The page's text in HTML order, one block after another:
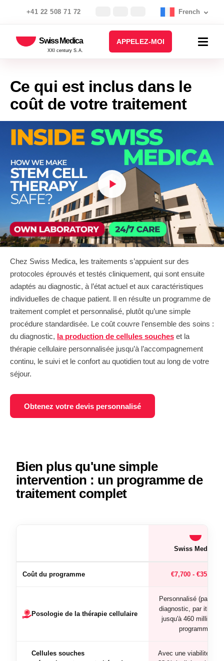
+41 22 508 71 72 French
Swiss Medica
XXI century S.A.
APPELEZ-MOI
Ce qui est inclus dans le
coût de votre traitement
Chez Swiss Medica, les traitements s’appuient sur des
protocoles éprouvés et testés cliniquement, qui sont ensuite
adaptés au diagnostic, à l’état actuel et aux caractéristiques
individuelles de chaque patient. Il en résulte un programme de
traitement complet et personnalisé, plutôt qu’une simple
procédure standardisée. Le coût couvre l’ensemble des soins :
du diagnostic, la production de cellules souches et la
thérapie cellulaire personnalisée jusqu’à l’accompagnement
continu, le suivi et le confort au quotidien tout au long de votre
séjour.
Obtenez votre devis personnalisé
Bien plus qu'une simple
intervention : un programme de
traitement complet
Swiss Medica
Coût du programme €7,700 - €35,000
Posologie de la thérapie cellulaire
Personnalisé (par kg,
diagnostic, par
jusqu'à 460 millions
programme
Cellules souches
Avec une viabilité de